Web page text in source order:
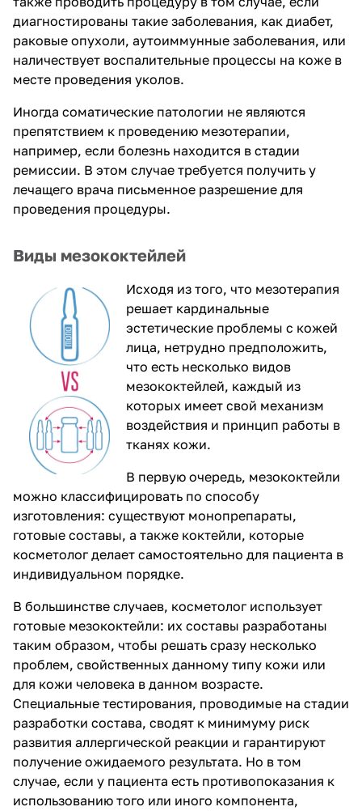
диагностированы такие заболевания, как диабет,
раковые опухоли, аутоиммунные заболевания, или
наличествует воспалительные процессы на коже в
месте проведения уколов.
Иногда соматические патологии не являются
препятствием к проведению мезотерапии,
например, если болезнь находится в стадии
ремиссии. В этом случае требуется получить у
лечащего врача письменное разрешение для
проведения процедуры.
Виды мезококтейлей
Исходя из того, что мезотерапия
решает кардинальные
эстетические проблемы с кожей
лица, нетрудно предположить,
что есть несколько видов
мезококтейлей, каждый из
которых имеет свой механизм
воздействия и принцип работы в
тканях кожи.
В первую очередь, мезококтейли
можно классифицировать по способу
изготовления: существуют монопрепараты,
готовые составы, а также коктейли, которые
косметолог делает самостоятельно для пациента в
индивидуальном порядке.
В большинстве случаев, косметолог использует
готовые мезококтейли: их составы разработаны
таким образом, чтобы решать сразу несколько
проблем, свойственных данному типу кожи или
для кожи человека в данном возрасте.
Специальные тестирования, проводимые на стадии
разработки состава, сводят к минимуму риск
развития аллергической реакции и гарантируют
получение ожидаемого результата. Но в том
случае, если у пациента есть противопоказания к
использованию того или иного компонента,